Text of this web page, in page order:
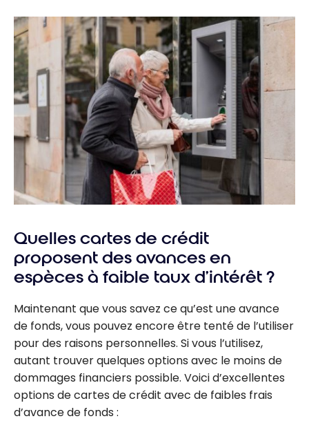
Quelles cartes de crédit
proposent des avances en
espèces à faible taux d’intérêt ?
Maintenant que vous savez ce qu’est une avance
de fonds, vous pouvez encore être tenté de l’utiliser
pour des raisons personnelles. Si vous l’utilisez,
autant trouver quelques options avec le moins de
dommages financiers possible. Voici d’excellentes
options de cartes de crédit avec de faibles frais
d’avance de fonds :